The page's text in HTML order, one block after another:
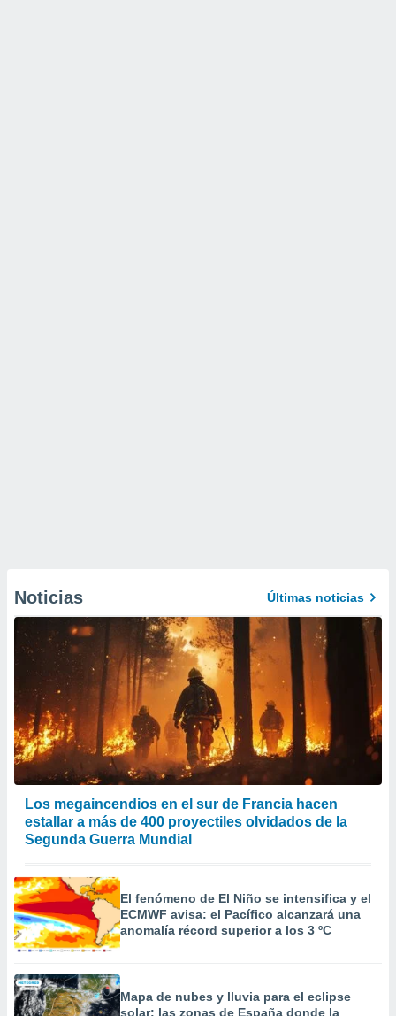
Noticias Últimas noticias
Los megaincendios en el sur de Francia hacen
estallar a más de 400 proyectiles olvidados de la
Segunda Guerra Mundial
El fenómeno de El Niño se intensifica y el
ECMWF avisa: el Pacífico alcanzará una
anomalía récord superior a los 3 ºC
Mapa de nubes y lluvia para el eclipse
solar: las zonas de España donde la